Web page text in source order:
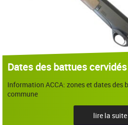
Dates des battues cervidés
Information ACCA: zones et dates des
commune
lire la suite